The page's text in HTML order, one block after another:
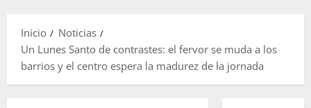
Inicio
Noticias
Un Lunes Santo de contrastes: el fervor se muda a los
barrios y el centro espera la madurez de la jornada